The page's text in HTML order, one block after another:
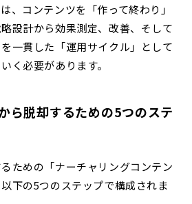
、コンテンツを「作って終わり」
設計から効果測定、改善、そして
一貫した「運用サイクル」として
く必要があります。
ら脱却するための5つのステ
ための「ナーチャリングコンテン
下の5つのステップで構成されま